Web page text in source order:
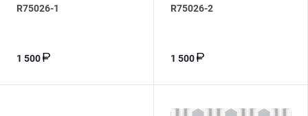
R75026-1
1 500
R75026-2
1 500